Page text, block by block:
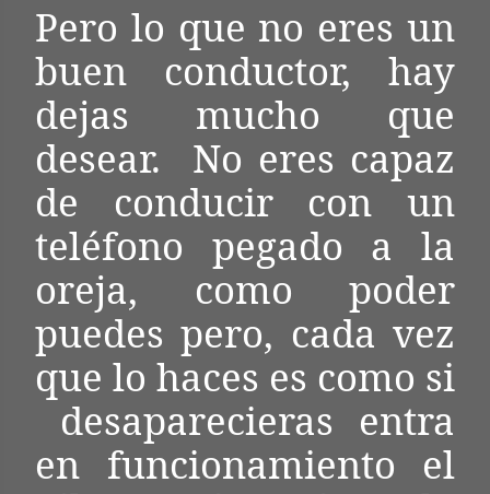
Pero lo que no eres un
buen conductor, hay
dejas mucho que
desear.
No eres capaz
de conducir con un
teléfono pegado a la
oreja, como poder
puedes pero, cada vez
que lo haces es como si
desaparecieras entra
en funcionamiento el